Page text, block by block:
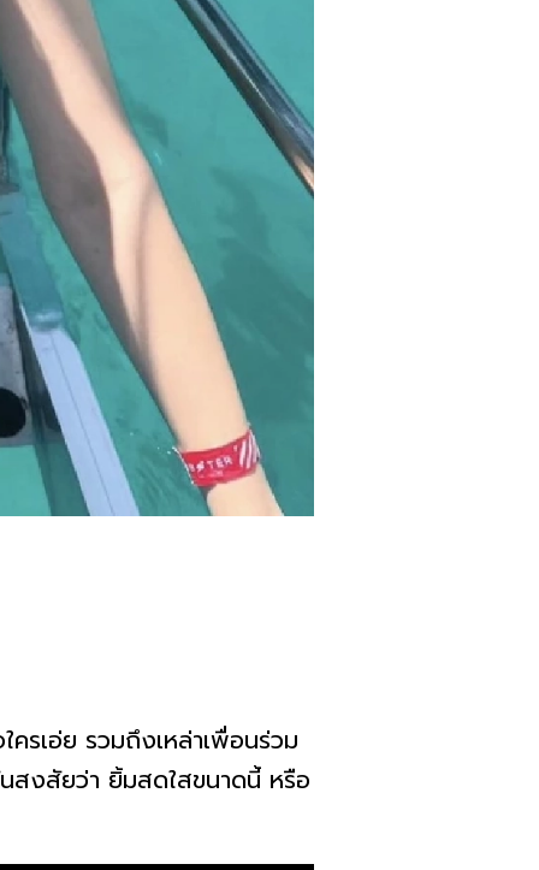
รเอ่ย รวมถึงเหล่าเพื่อนร่วม
งสัยว่า ยิ้มสดใสขนาดนี้ หรือ